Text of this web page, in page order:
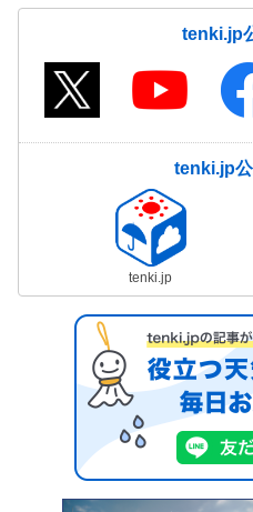
tenki.jp
tenki.jp
tenki.jp